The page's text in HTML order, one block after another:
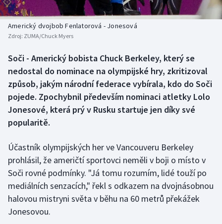
Basketbal
Biatlon
Boby a skeleton
Box
Curling
Florbal
Futsal
Historické návraty
Aplikace ČT sport
AZ kvíz
Americký dvojbob Fenlatorová - Jonesová
Zdroj: ZUMA/Chuck Myers
Soči - Americký bobista Chuck Berkeley, který se
nedostal do nominace na olympijské hry, zkritizoval
způsob, jakým národní federace vybírala, kdo do Soči
pojede. Zpochybnil především nominaci atletky Lolo
Jonesové, která prý v Rusku startuje jen díky své
popularitě.
Účastník olympijských her ve Vancouveru Berkeley
prohlásil, že američtí sportovci neměli v boji o místo v
Soči rovné podmínky. "Já tomu rozumím, lidé touží po
mediálních senzacích," řekl s odkazem na dvojnásobnou
halovou mistryni světa v běhu na 60 metrů překážek
Jonesovou.